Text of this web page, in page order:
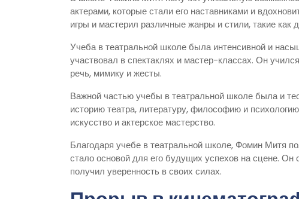
актерами, которые стали его наставниками и
игры и мастерил различные жанры и стили, такие как
Учеба в театральной школе была интенсивной и
участвовал в спектаклях и мастер-классах. Он
речь, мимику и жесты.
Важной частью учебы в театральной школе была и
историю театра, литературу, философию и
искусство и актерское мастерство.
Благодаря учебе в театральной школе, Фомин Митя
стало основой для его будущих успехов на сцене.
получил уверенность в своих силах.